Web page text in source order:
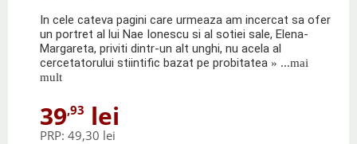
In cele cateva pagini care urmeaza am incercat sa ofer
un portret al lui Nae Ionescu si al sotiei sale, Elena-
Margareta, priviti dintr-un alt unghi, nu acela al
cercetatorului stiintific bazat pe probitatea » ...mai
mult
39,93 lei
PRP: 49,30 lei